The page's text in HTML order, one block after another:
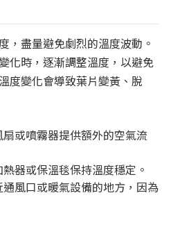
，盡量避免劇烈的溫度波動。
化時，逐漸調整溫度，以避免
度變化會導致葉片變黃、脫
或噴霧器提供額外的空氣流
器或保溫毯保持溫度穩定。
風口或暖氣設備的地方，因為